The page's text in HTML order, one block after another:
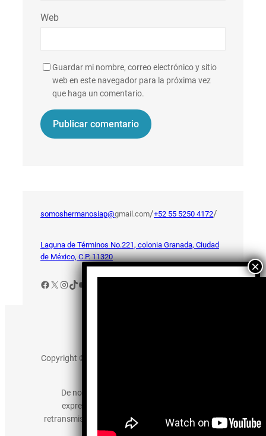
Web
Guardar mi nombre, correo electrónico y sitio
web en este navegador para la próxima vez
que haga un comentario.
somoshermanosiap@gmail.com/+52 55 5250 4172/
Laguna de Términos No.221, colonia Granada, Ciudad
de México, C.P. 11320
Facebook
X Instagram
TikTok
YouTube
Copyright © 2025 somos-hermanos.mx. Todos los
De no existir previa autorización, queda
expresamente prohibida la publicación,
retransmisión, edición y cualquier otro uso de los
contenidos.